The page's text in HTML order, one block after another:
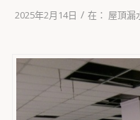
2025年2月14日 / 在： 屋頂漏